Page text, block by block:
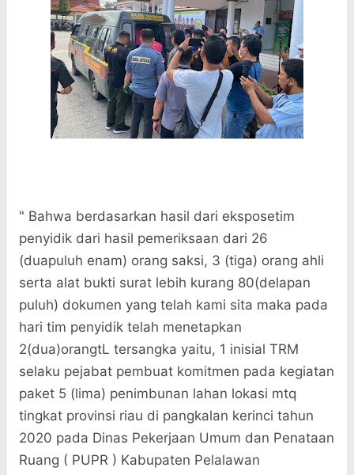
" Bahwa berdasarkan hasil dari eksposetim
penyidik dari hasil pemeriksaan dari 26
(duapuluh enam) orang saksi, 3 (tiga) orang ahli
serta alat bukti surat lebih kurang 80(delapan
puluh) dokumen yang telah kami sita maka pada
hari tim penyidik telah menetapkan
2(dua)orangtL tersangka yaitu, 1 inisial TRM
selaku pejabat pembuat komitmen pada kegiatan
paket 5 (lima) penimbunan lahan lokasi mtq
tingkat provinsi riau di pangkalan kerinci tahun
2020 pada Dinas Pekerjaan Umum dan Penataan
Ruang ( PUPR ) Kabupaten Pelalawan